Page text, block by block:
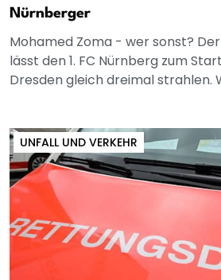
Nürnberger
Mohamed Zoma - wer sonst?
lässt den 1. FC Nürnberg zum
Dresden gleich dreimal strahlen.
UNFALL UND VERKEHR